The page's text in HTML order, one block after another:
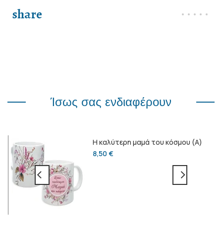
share
Ίσως σας ενδιαφέρουν
Η καλύτερη μαμά του κόσμου (Α)
8,50 €